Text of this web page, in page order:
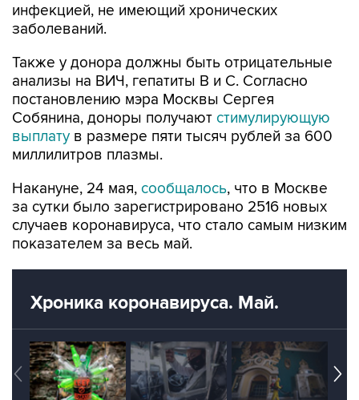
Также у донора должны быть отрицательные
постановлению мэра Москвы Сергея
Собянина, доноры получаютстимулирующую
выплатув размере пяти тысяч рублей за 600
миллилитров плазмы.
Накануне, 24 мая,сообщалось
случаев коронавируса, что стало самым низким
показателем за весь май.
Хроника коронавируса. Май.